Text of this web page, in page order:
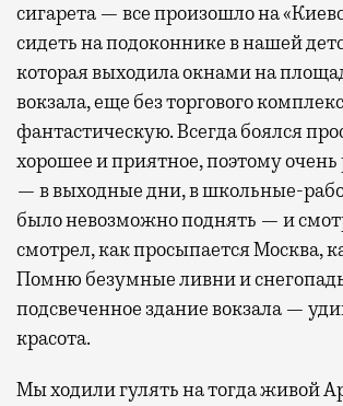
сигарета — все произошло на
сидеть на подоконнике в нашей
которая выходила окнами на
вокзала, еще без торгового
фантастическую. Всегда боялся
хорошее и приятное, поэтому очень
— в выходные дни, в школьные-
было невозможно поднять — и
смотрел, как просыпается Москва,
Помню безумные ливни и
подсвеченное здание вокзала —
красота.
Мы ходили гулять на тогда живой